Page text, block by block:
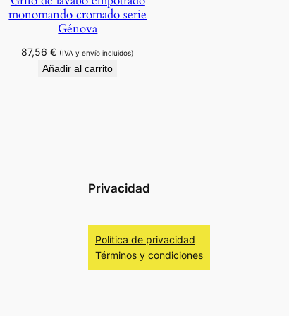
monomando cromado serie
Génova
87,56€ (IVA y envío incluidos)
Añadir al carrito
Privacidad
Política de privacidad
Términos y condiciones